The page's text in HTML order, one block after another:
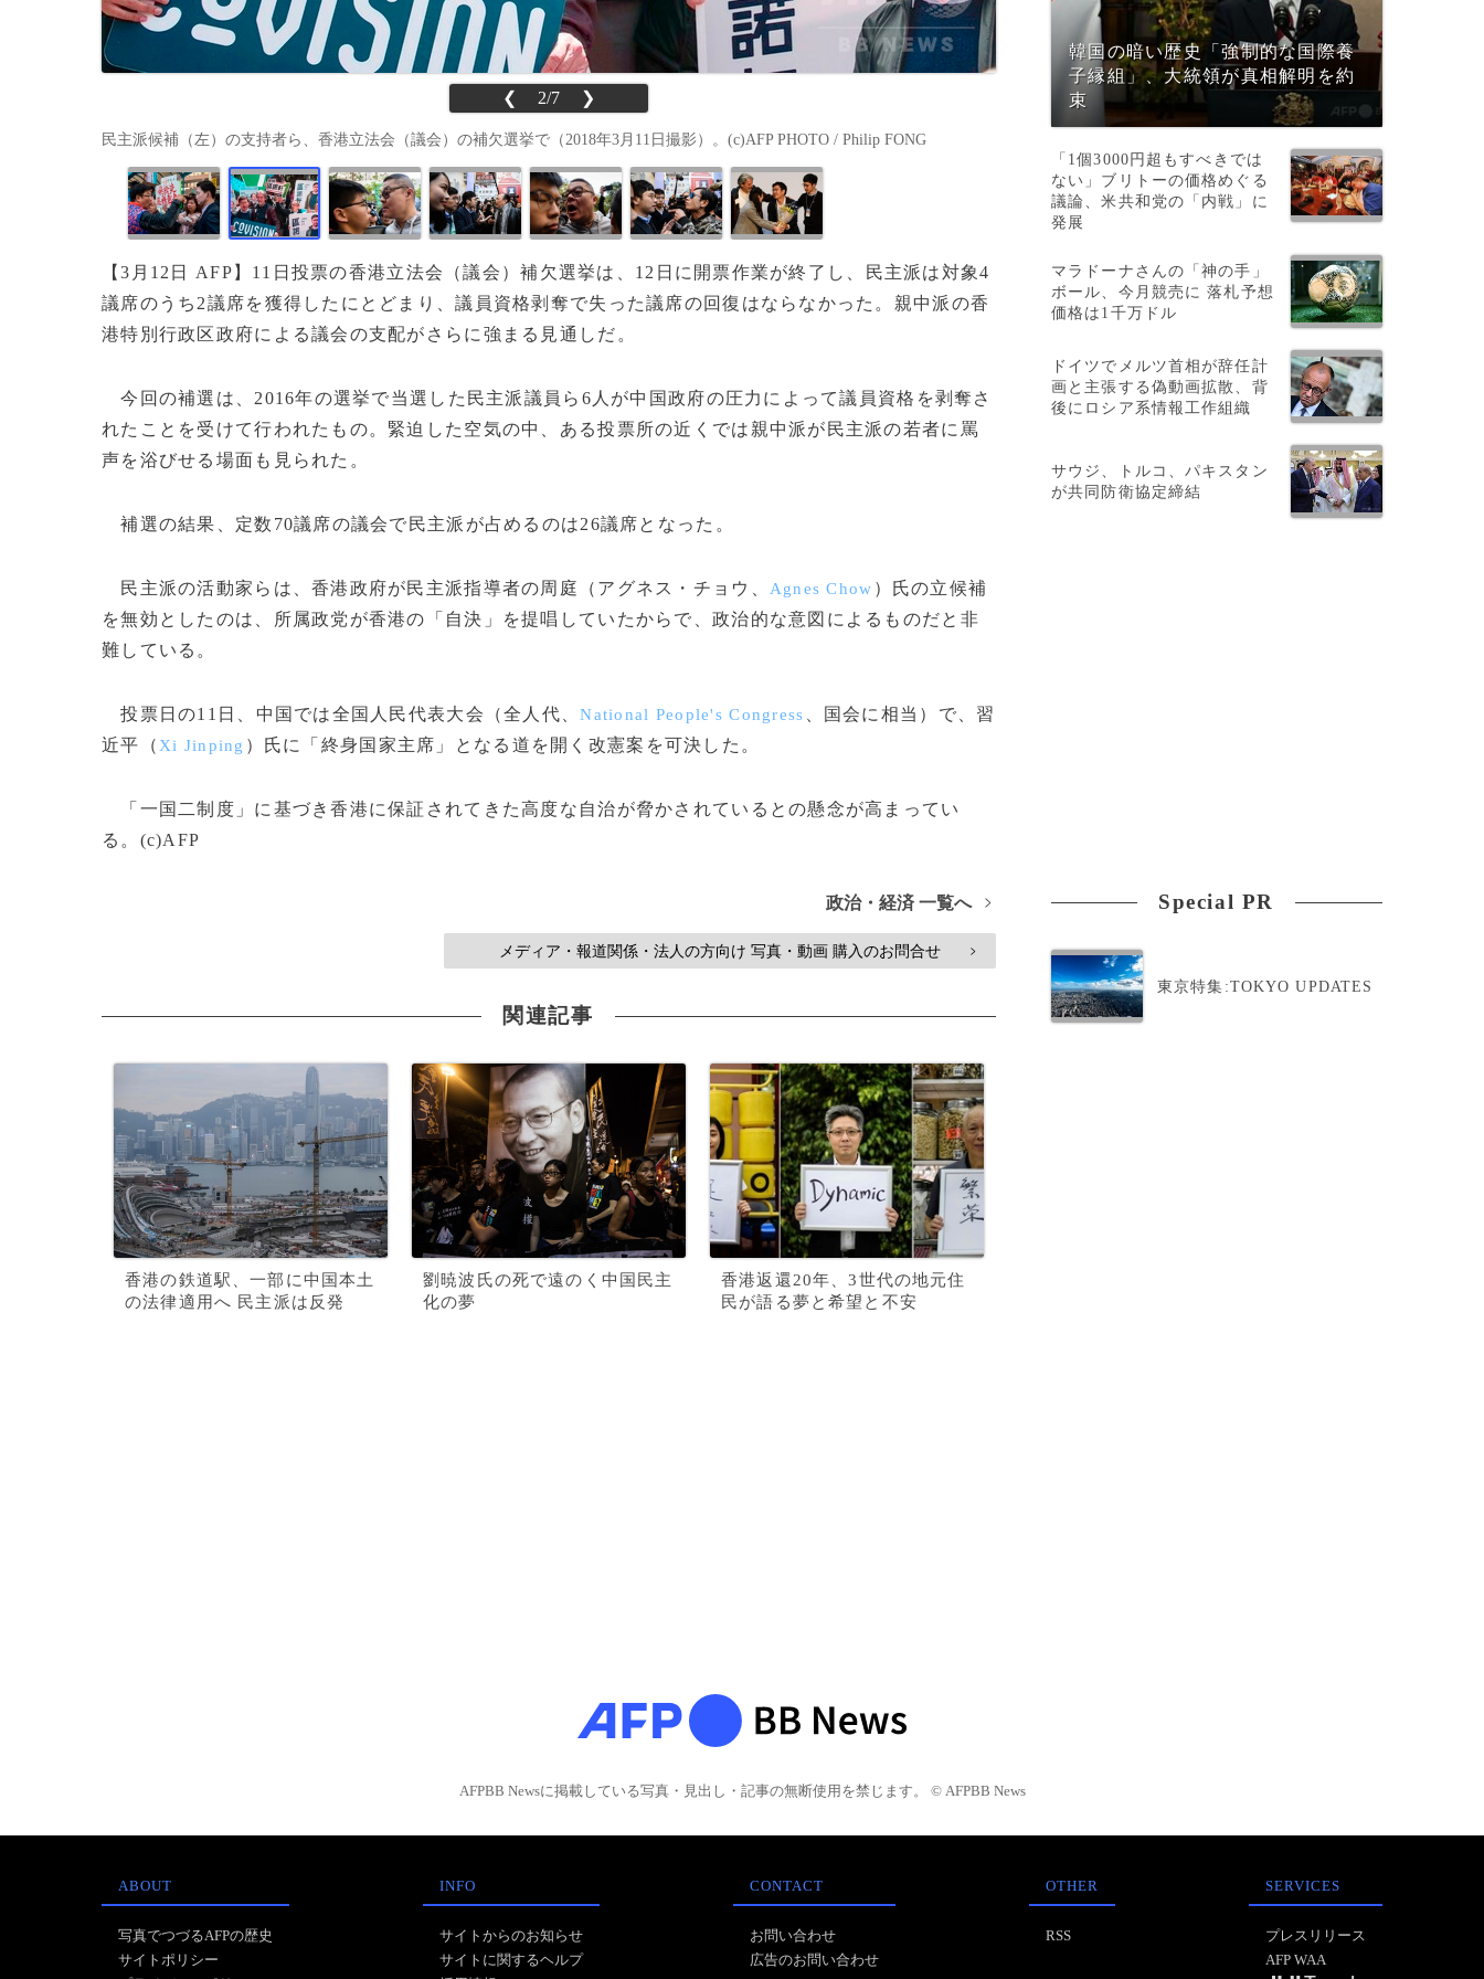
❮ 2/7 ❯
民主派候補（左）の支持者ら、香港立法会（議会）の補欠選挙で（2018年3月11日撮影）。(c)AFP PHOTO / Philip FONG
【3月12日 AFP】11日投票の香港立法会（議会）補欠選挙は、12日に開票作業が終了し、民主派は対象4
議席のうち2議席を獲得したにとどまり、議員資格剥奪で失った議席の回復はならなかった。親中派の香
港特別行政区政府による議会の支配がさらに強まる見通しだ。
今回の補選は、2016年の選挙で当選した民主派議員ら6人が中国政府の圧力によって議員資格を剥奪さ
れたことを受けて行われたもの。緊迫した空気の中、ある投票所の近くでは親中派が民主派の若者に罵
声を浴びせる場面も見られた。
補選の結果、定数70議席の議会で民主派が占めるのは26議席となった。
民主派の活動家らは、香港政府が民主派指導者の周庭（アグネス・チョウ、 Agnes Chow ）氏の立候補
を無効としたのは、所属政党が香港の「自決」を提唱していたからで、政治的な意図によるものだと非
難している。
投票日の11日、中国では全国人民代表大会（全人代、National People's Congress
、国会に相当）で、習
近平（ Xi Jinping ）氏に「終身国家主席」となる道を開く改憲案を可決した。
「一国二制度」に基づき香港に保証されてきた高度な自治が脅かされているとの懸念が高まってい
る。(c)AFP
政治・経済 一覧へ >
メディア・報道関係・法人の方向け 写真・動画 購入のお問合せ >
関連記事
香港の鉄道駅、一部に中国本土
の法律適用へ 民主派は反発
劉暁波氏の死で遠のく中国民主
化の夢
香港返還20年、3世代の地元住
民が語る夢と希望と不安
韓国の暗い歴史「強制的な国際養
子縁組」、大統領が真相解明を約
束
「1個3000円超もすべきでは
ない」ブリトーの価格めぐる
議論、米共和党の「内戦」に
発展
マラドーナさんの「神の手」
ボール、今月競売に 落札予想
価格は1千万ドル
ドイツでメルツ首相が辞任計
画と主張する偽動画拡散、背
後にロシア系情報工作組織
サウジ、トルコ、パキスタン
が共同防衛協定締結
Special PR
東京特集:TOKYO UPDATES
AFPBB Newsに掲載している写真・見出し・記事の無断使用を禁じます。 © AFPBB News
ABOUT
写真でつづるAFPの歴史
サイトポリシー
INFO
サイトからのお知らせ
サイトに関するヘルプ
CONTACT
お問い合わせ
広告のお問い合わせ
OTHER
RSS
SERVICES
プレスリリース
AFP WAA